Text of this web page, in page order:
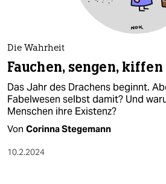
Die Wahrheit
Fauchen, sengen, kiffen
Das Jahr des Drachens beginnt.
Fabelwesen selbst damit? Und
Menschen ihre Existenz?
Von Corinna Stegemann
10.2.2024